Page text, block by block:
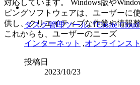
対応しています。 Windows版や
ピングソフトウェアは、ユーザーに
供し、クリエイティブな作業や情報
これからも、ユーザーのニーズ
タスク管理ツール『Create
インターネット ,オンラインス
投稿日
2023/10/23